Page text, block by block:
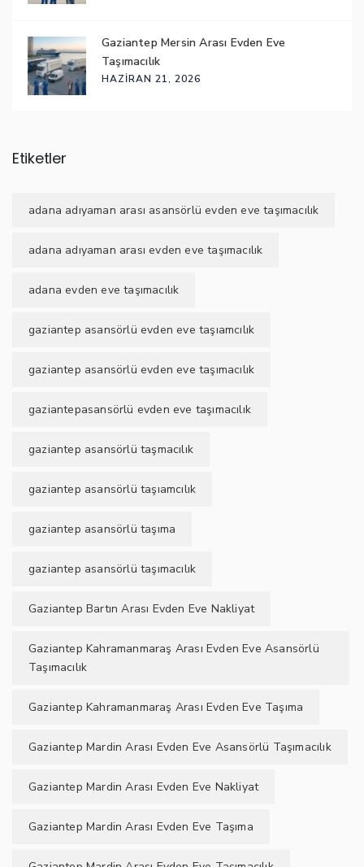
Gaziantep Mersin Arası Evden Eve
Taşımacılık
HAZIRAN 21, 2026
Etiketler
adana adıyaman arası asansörlü evden eve taşımacılık
adana adıyaman arası evden eve taşımacılık
adana evden eve taşımacılık
gaziantep asansörlü evden eve taşıamcılık
gaziantep asansörlü evden eve taşımacılık
gaziantepasansörlü evden eve taşımacılık
gaziantep asansörlü taşmacılık
gaziantep asansörlü taşıamcılık
gaziantep asansörlü taşıma
gaziantep asansörlü taşımacılık
Gaziantep Bartın Arası Evden Eve Nakliyat
Gaziantep Kahramanmaraş Arası Evden Eve Asansörlü
Taşımacılık
Gaziantep Kahramanmaraş Arası Evden Eve Taşıma
Gaziantep Mardin Arası Evden Eve Asansörlü Taşımacılık
Gaziantep Mardin Arası Evden Eve Nakliyat
Gaziantep Mardin Arası Evden Eve Taşıma